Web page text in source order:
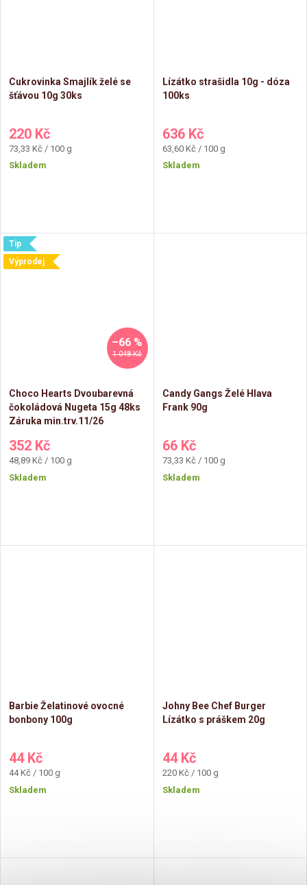
Cukrovinka Smajlík želé se
šťávou 10g 30ks
220 Kč
Měrná
cena:
73,33 Kč / 100 g
Skladem
Lízátko strašidla 10g - dóza
100ks
636 Kč
Měrná
cena:
63,60 Kč / 100 g
Skladem
Tip
Výprodej
1 048 Kč
–66 %
Choco Hearts Dvoubarevná
čokoládová Nugeta 15g 48ks
Záruka min.trv.11/26
352 Kč
Měrná
cena:
48,89 Kč / 100 g
Skladem
Candy Gangs Želé Hlava
Frank 90g
66 Kč
Měrná
cena:
73,33 Kč / 100 g
Skladem
Barbie Želatinové ovocné
bonbony 100g
44 Kč
Měrná
cena:
44 Kč / 100 g
Skladem
Johny Bee Chef Burger
Lízátko s práškem 20g
44 Kč
Měrná
cena:
220 Kč / 100 g
Skladem